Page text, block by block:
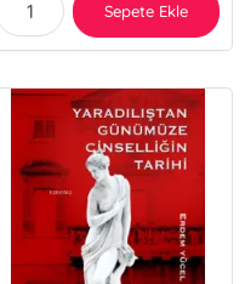
Sepete Ekle